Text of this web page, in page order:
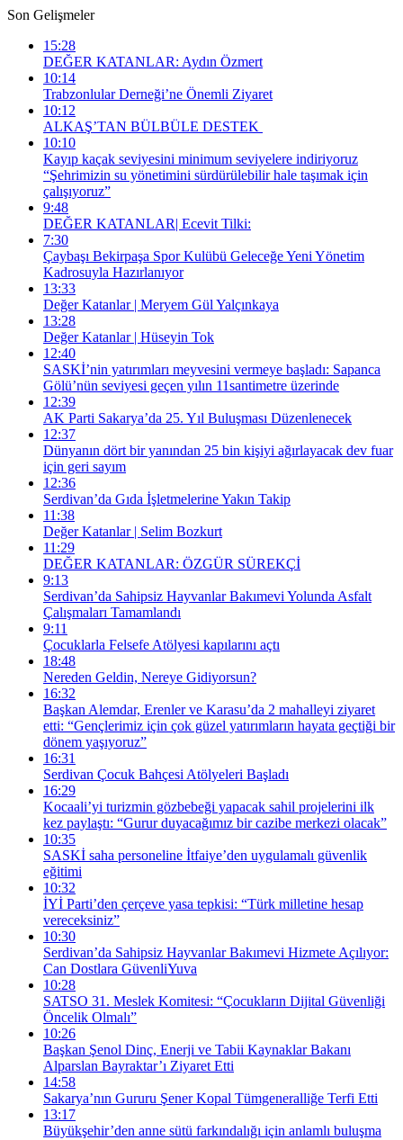
Son Gelişmeler
15:28
DEĞER KATANLAR: Aydın Özmert
10:14
Trabzonlular Derneği’ne Önemli Ziyaret
10:12
ALKAŞ’TAN BÜLBÜLE DESTEK
10:10
Kayıp kaçak seviyesini minimum seviyelere indiriyoruz
“Şehrimizin su yönetimini sürdürülebilir hale taşımak için
çalışıyoruz”
9:48
DEĞER KATANLAR| Ecevit Tilki:
7:30
Çaybaşı Bekirpaşa Spor Kulübü Geleceğe Yeni Yönetim
Kadrosuyla Hazırlanıyor
13:33
Değer Katanlar | Meryem Gül Yalçınkaya
13:28
Değer Katanlar | Hüseyin Tok
12:40
SASKİ’nin yatırımları meyvesini vermeye başladı: Sapanca
Gölü’nün seviyesi geçen yılın 11santimetre üzerinde
12:39
AK Parti Sakarya’da 25. Yıl Buluşması Düzenlenecek
12:37
Dünyanın dört bir yanından 25 bin kişiyi ağırlayacak dev fuar
için geri sayım
12:36
Serdivan’da Gıda İşletmelerine Yakın Takip
11:38
Değer Katanlar | Selim Bozkurt
11:29
DEĞER KATANLAR: ÖZGÜR SÜREKÇİ
9:13
Serdivan’da Sahipsiz Hayvanlar Bakımevi Yolunda Asfalt
Çalışmaları Tamamlandı
9:11
Çocuklarla Felsefe Atölyesi kapılarını açtı
18:48
Nereden Geldin, Nereye Gidiyorsun?
16:32
Başkan Alemdar, Erenler ve Karasu’da 2 mahalleyi ziyaret
etti: “Gençlerimiz için çok güzel yatırımların hayata geçtiği bir
dönem yaşıyoruz”
16:31
Serdivan Çocuk Bahçesi Atölyeleri Başladı
16:29
Kocaali’yi turizmin gözbebeği yapacak sahil projelerini ilk
kez paylaştı: “Gurur duyacağımız bir cazibe merkezi olacak”
10:35
SASKİ saha personeline İtfaiye’den uygulamalı güvenlik
eğitimi
10:32
İYİ Parti’den çerçeve yasa tepkisi: “Türk milletine hesap
vereceksiniz”
10:30
Serdivan’da Sahipsiz Hayvanlar Bakımevi Hizmete Açılıyor:
Can Dostlara GüvenliYuva
10:28
SATSO 31. Meslek Komitesi: “Çocukların Dijital Güvenliği
Öncelik Olmalı”
10:26
Başkan Şenol Dinç, Enerji ve Tabii Kaynaklar Bakanı
Alparslan Bayraktar’ı Ziyaret Etti
14:58
Sakarya’nın Gururu Şener Kopal Tümgeneralliğe Terfi Etti
13:17
Büyükşehir’den anne sütü farkındalığı için anlamlı buluşma